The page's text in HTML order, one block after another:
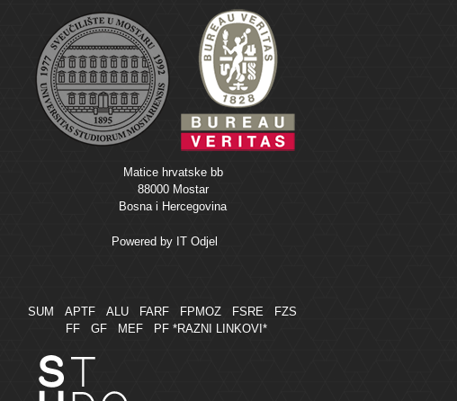
Matice hrvatske bb
88000 Mostar
Bosna i Hercegovina
Powered by IT Odjel
SUM APTF ALU FARF FPMOZ FSRE
FZS
FF
GF MEF PF *RAZNI LINKOVI*